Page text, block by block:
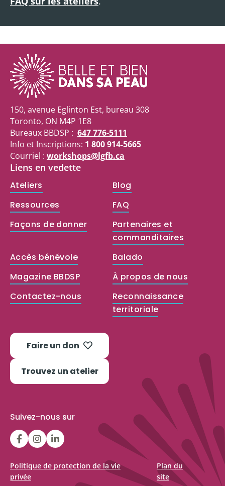
150, avenue Eglinton Est, bureau 308
Toronto, ON M4P 1E8
Bureaux BBDSP : 647 776-5111
Info et Inscriptions: 1 800 914-5665
Courriel : workshops@lgfb.ca
Liens en vedette
Ateliers
Blog
Ressources
FAQ
Façons de donner
Partenaires et
commanditaires
Accès bénévole
Balado
Magazine BBDSP
À propos de nous
Contactez-nous
Reconnaissance
territoriale
Faire un don
Trouvez un atelier
Suivez-nous sur
LGFBCanada
LGFBCanada
Belle
et
bien
Politique de protection de la vie
privée
Plan du
site